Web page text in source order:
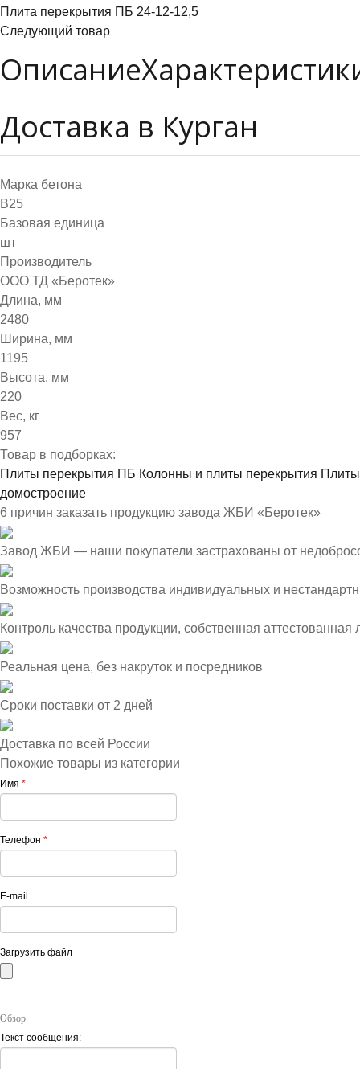
Плита перекрытия ПБ 24-12-12,5
Следующий товар
Описание
Доставка в Курган
Марка бетона
B25
Базовая единица
шт
Производитель
ООО ТД «Беротек»
Длина, мм
2480
Ширина, мм
1195
Высота, мм
220
Вес, кг
957
Товар в подборках:
Плиты перекрытия ПБ Колонны и плиты перекрытия
домостроение
6 причин заказать продукцию завода ЖБИ «Беротек»
Завод ЖБИ — наши покупатели застрахованы от
Возможность производства индивидуальных и
Контроль качества продукции, собственная аттестованная
Реальная цена, без накруток и посредников
Сроки поставки от 2 дней
Доставка по всей России
Похожие товары из категории
Имя *
Телефон *
E-mail
Загрузить файл
Обзор
Текст сообщения: